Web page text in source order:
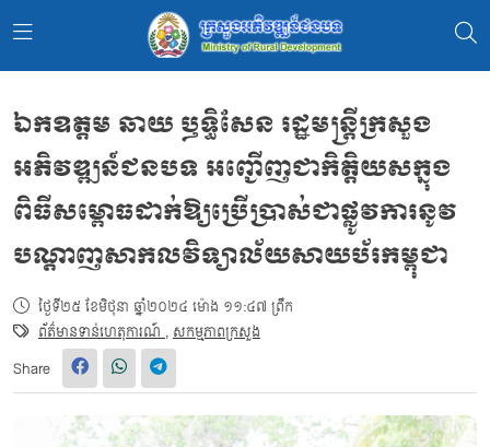
ឯកឧត្តម ឆាយ ឫទ្ធិសែន រដ្ឋមន្ត្រីក្រសួង
អភិវឌ្ឍន៍ជនបទ អញ្ជើញជាកិត្តិយសក្នុង
ពិធីសម្ពោធដាក់ឱ្យប្រើប្រាស់ជាផ្លូវការនូវ
បណ្តាញសាកលវិទ្យាល័យសាយប័រកម្ពុជា
ថ្ងៃទី២៥ ខែមិថុនា ឆ្នាំ២០២៤ ម៉ោង ១១:៤៧ ព្រឹក
ព័ត៌មានទាន់ហេតុការណ៍,សកម្មភាពក្រសួង
Share